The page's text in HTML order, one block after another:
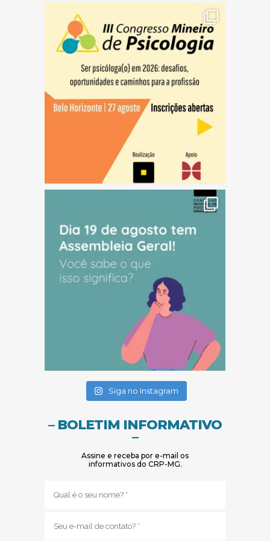
Siga no Instagram
– BOLETIM INFORMATIVO
–
Assine e receba por e-mail os
informativos do CRP-MG.
mail